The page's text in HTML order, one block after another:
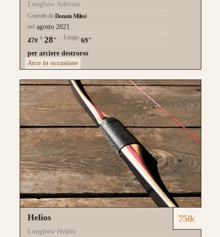
Longbow Ashram
Costruito da Donato Milesi
nel agosto 2021
47# a 28" Lungo 69"
per arciere destrorso
Arco in occasione
Helios
Longbow Helios
750€